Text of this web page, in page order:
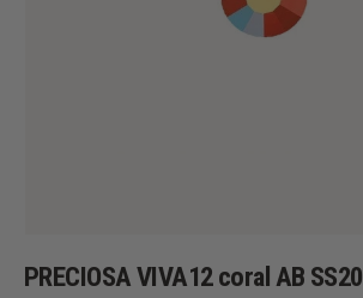
PRECIOSA VIVA12 coral AB SS20